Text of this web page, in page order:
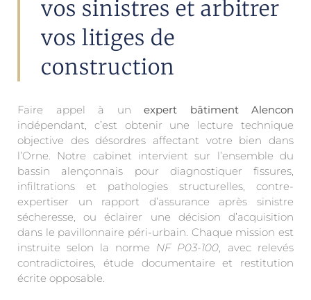
vos sinistres et arbitrer
vos litiges de
construction
Faire appel à un expert bâtiment Alencon
indépendant, c’est obtenir une lecture technique
objective des désordres affectant votre bien dans
l’Orne. Notre cabinet intervient sur l’ensemble du
bassin alençonnais pour diagnostiquer fissures,
infiltrations et pathologies structurelles, contre-
expertiser un rapport d’assurance après sinistre
sécheresse, ou éclairer une décision d’acquisition
dans le pavillonnaire péri-urbain. Chaque mission est
instruite selon la norme NF P03-100, avec relevés
contradictoires, étude documentaire et restitution
écrite opposable.